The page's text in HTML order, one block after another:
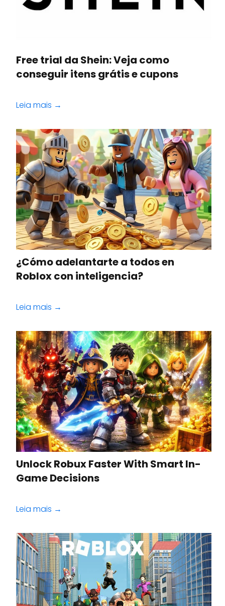
Free trial da Shein: Veja como
conseguir itens grátis e cupons
Leia mais →
¿Cómo adelantarte a todos en
Roblox con inteligencia?
Leia mais →
Unlock Robux Faster With Smart In-
Game Decisions
Leia mais →